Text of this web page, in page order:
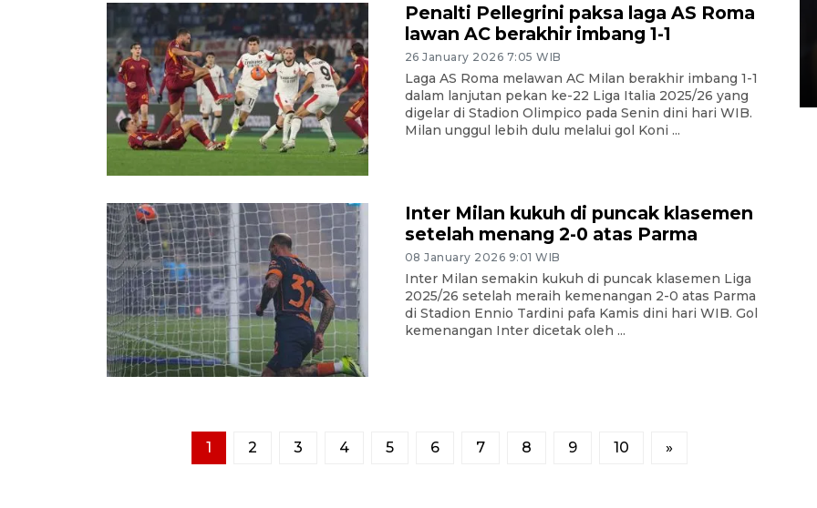
Penalti Pellegrini paksa laga AS Roma
lawan AC berakhir imbang 1-1
26 January 2026 7:05 WIB
Laga AS Roma melawan AC Milan berakhir imbang 1-1
dalam lanjutan pekan ke-22 Liga Italia 2025/26 yang
digelar di Stadion Olimpico pada Senin dini hari WIB.
Milan unggul lebih dulu melalui gol Koni ...
Inter Milan kukuh di puncak klasemen
setelah menang 2-0 atas Parma
08 January 2026 9:01 WIB
Inter Milan semakin kukuh di puncak klasemen Liga
2025/26 setelah meraih kemenangan 2-0 atas Parma
di Stadion Ennio Tardini pafa Kamis dini hari WIB. Gol
kemenangan Inter dicetak oleh ...
1 2 3 4 5 6 7 8 9 10 »
Layanan pembuatan SIM Baru
di Satpas Polresta Palu
15 July 2026 14:08 WIB